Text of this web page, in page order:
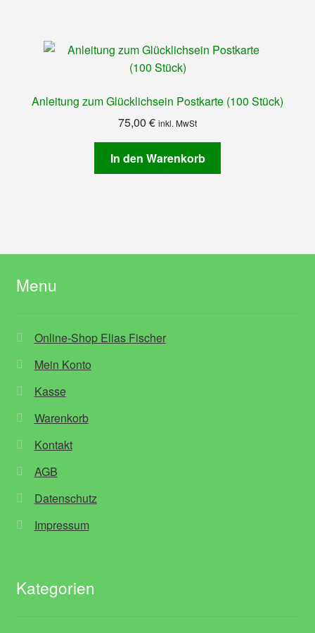
Anleitung zum Glücklichsein Postkarte (100 Stück)
75,00 € inkl. MwSt
In den Warenkorb
Menu
Online-Shop Elias Fischer
Mein Konto
Kasse
Warenkorb
Kontakt
AGB
Datenschutz
Impressum
Kategorien